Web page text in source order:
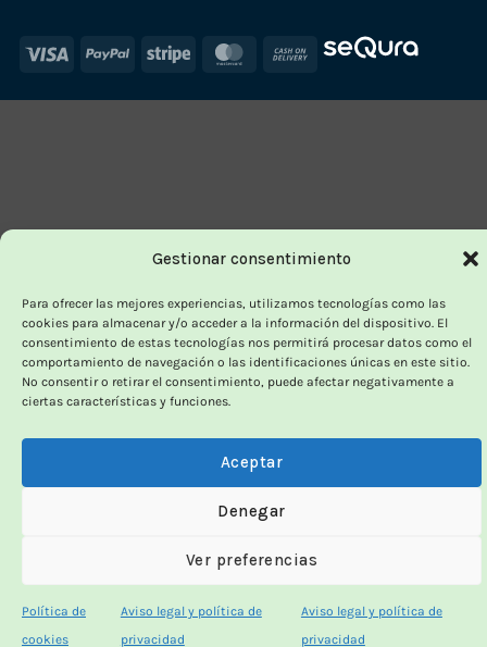
Gestionar consentimiento
Para ofrecer las mejores experiencias, utilizamos tecnologías como las
cookies para almacenar y/o acceder a la información del dispositivo. El
consentimiento de estas tecnologías nos permitirá procesar datos como el
comportamiento de navegación o las identificaciones únicas en este sitio.
No consentir o retirar el consentimiento, puede afectar negativamente a
ciertas características y funciones.
Aceptar
Denegar
Ver preferencias
Política de
cookies
Aviso legal y política de
privacidad
Aviso legal y política de
privacidad
Visa PayPal Stripe MasterCard
Cash